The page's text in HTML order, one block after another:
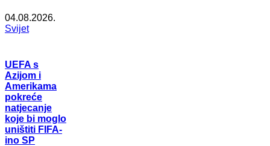
04.08.2026.
Svijet
UEFA s
Azijom i
Amerikama
pokreće
natjecanje
koje bi moglo
uništiti FIFA-
ino SP